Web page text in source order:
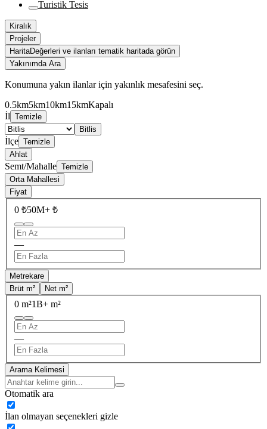
Turistik Tesis
Kiralık
Projeler
HaritaDeğerleri ve ilanları tematik haritada görün
Yakınımda Ara
Konumuna yakın ilanlar için yakınlık mesafesini seç.
0.5km5km10km15kmKapalı
İl Temizle
Bitlis
İlçe Temizle
Ahlat
Semt/Mahalle Temizle
Orta Mahallesi
Fiyat
0 ₺50M+ ₺
—
Metrekare
Brüt m²
Net m²
0 m²1B+ m²
—
Arama Kelimesi
Otomatik ara
İlan olmayan seçenekleri gizle